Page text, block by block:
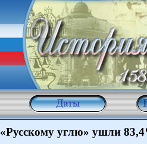
«Русскому углю» ушли